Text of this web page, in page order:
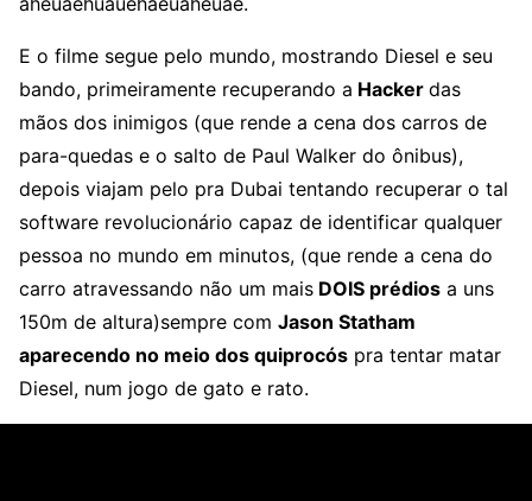
E o filme segue pelo mundo, mostrando Diesel e seu
bando, primeiramente recuperando a Hacker das
mãos dos inimigos (que rende a cena dos carros de
para-quedas e o salto de Paul Walker do ônibus),
depois viajam pelo pra Dubai tentando recuperar o tal
software revolucionário capaz de identificar qualquer
pessoa no mundo em minutos, (que rende a cena do
carro atravessando não um mais DOIS prédios a uns
150m de altura)sempre com Jason Statham
aparecendo no meio dos quiprocós pra tentar matar
Diesel, num jogo de gato e rato.